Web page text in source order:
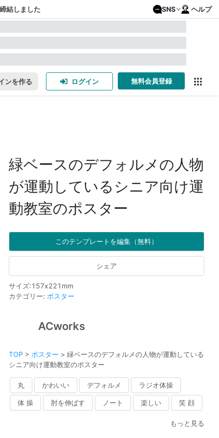
結しました SNS ヘルプ
ンを作る ログイン 無料会員登録
緑ベースのデフォルメの人物
が運動しているシニア向け運
動教室のポスター
このテンプレートを編集（無料）
シェア
サイズ:157x221 mm
カテゴリー: ポスター
ACworks
TOP > ポスター > 緑ベースのデフォルメの人物が運動している
シニア向け運動教室のポスター
丸 かわいい デフォルメ ラジオ体操
体 操 肘を伸ばす ノート 楽しい 笑 顔
もっと見る